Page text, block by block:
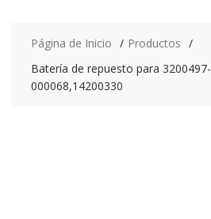
Página de Inicio
Productos
Batería de repuesto para
000068,14200330